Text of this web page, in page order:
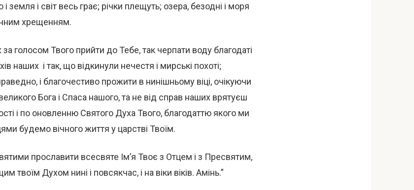
земля і світ весь грає; річки плещуть; озера, безодні і моря
хрещенням.
голосом Твого прийти до Тебе, так черпати воду благодаті
наших і так, що відкинули нечестя і мирські пoхоті;
і благочестиво прожити в нинішньому віці, очікуючи
Бога і Спаса нашого, та не від справ наших врятуєш
і по оновленню Святого Духа Твого, благодаттю якого ми
будемо вічного життя у царстві Твоїм.
прославити всесвяте Ім’я Твоє з Отцем і з Пресвятим,
твоїм Духом нині і повсякчас, і на віки віків. Амінь.”